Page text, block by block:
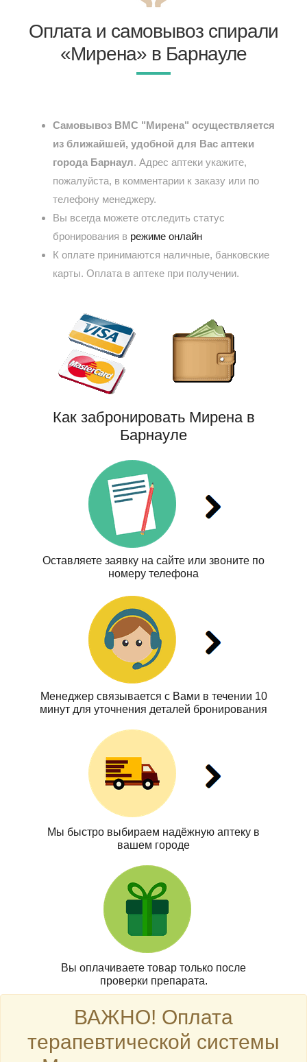
Оплата и самовывоз спирали
«Мирена» в Барнауле
Самовывоз ВМС "Мирена" осуществляется
из ближайшей, удобной для Вас аптеки
города Барнаул. Адрес аптеки укажите,
пожалуйста, в комментарии к заказу или по
телефону менеджеру.
Вы всегда можете отследить статус
бронирования в режиме онлайн
К оплате принимаются наличные, банковские
карты. Оплата в аптеке при получении.
Как забронировать Мирена в
Барнауле
Оставляете заявку на сайте или звоните по
номеру телефона
Менеджер связывается с Вами в течении 10
минут для уточнения деталей бронирования
Мы быстро выбираем надёжную аптеку в
вашем городе
Вы оплачиваете товар только после
проверки препарата.
ВАЖНО! Оплата
терапевтической системы